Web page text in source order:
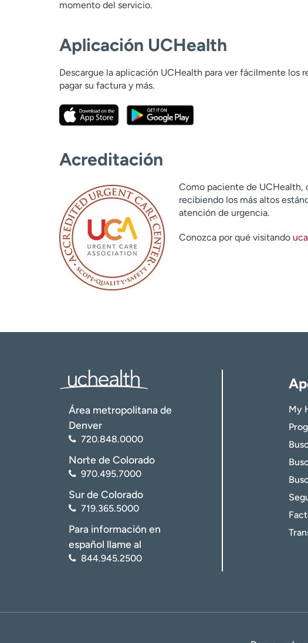
momento del servicio.
Aplicación UCHealth
Descargue la aplicación UCHealth para ver fácilmente los
pagar su factura y más.
Acreditación
Como paciente de UCHealth,
recibiendo los más altos
atención de urgencia.
Conozca por qué visitando
Área metropolitana de
Denver
720.848.0000
Norte de Colorado
970.495.7000
Sur de Colorado
719.365.5000
Para información en
español llame al
844.945.2500
My